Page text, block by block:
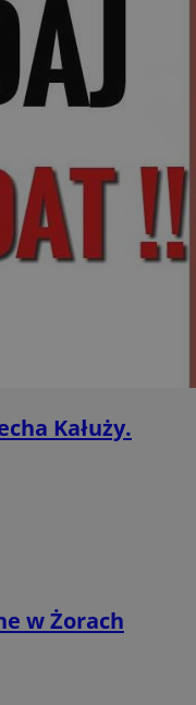
Kałuży.
w Żorach